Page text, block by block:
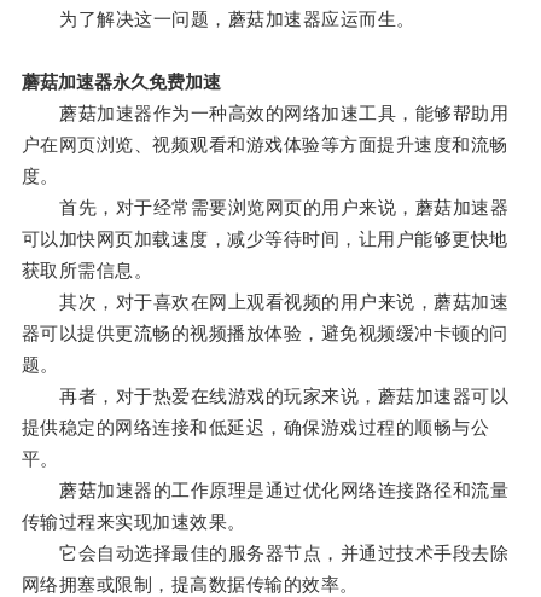
为了解决这一问题，蘑菇加速器应运而生。
蘑菇加速器永久免费加速
蘑菇加速器作为一种高效的网络加速工具，能够帮助用
户在网页浏览、视频观看和游戏体验等方面提升速度和流畅
度。
首先，对于经常需要浏览网页的用户来说，蘑菇加速器
可以加快网页加载速度，减少等待时间，让用户能够更快地
获取所需信息。
其次，对于喜欢在网上观看视频的用户来说，蘑菇加速
器可以提供更流畅的视频播放体验，避免视频缓冲卡顿的问
题。
再者，对于热爱在线游戏的玩家来说，蘑菇加速器可以
提供稳定的网络连接和低延迟，确保游戏过程的顺畅与公
平。
蘑菇加速器的工作原理是通过优化网络连接路径和流量
传输过程来实现加速效果。
它会自动选择最佳的服务器节点，并通过技术手段去除
网络拥塞或限制，提高数据传输的效率。